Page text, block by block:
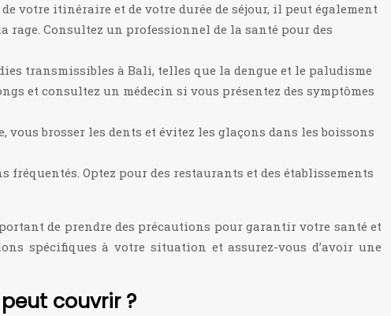
votre itinéraire et de votre durée de séjour, il peut également
rage. Consultez un professionnel de la santé pour des
transmissibles à Bali, telles que la dengue et le paludisme
et consultez un médecin si vous présentez des symptômes
vous brosser les dents et évitez les glaçons dans les boissons
Optez pour des restaurants et des établissements
de prendre des précautions pour garantir votre santé et
spécifiques à votre situation et assurez-vous d’avoir une
couvrir ?